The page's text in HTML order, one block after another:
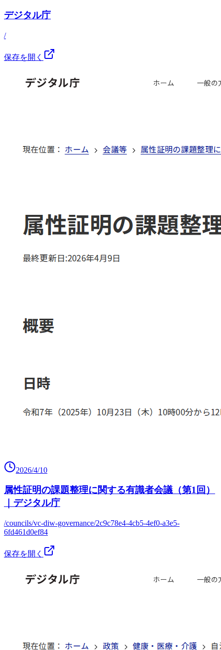
デジタル庁
/
保存を開く
2026/4/10
属性証明の課題整理に関する有識者会議（第1回）
｜デジタル庁
/councils/vc-diw-governance/2c9c78e4-4cb5-4ef0-a3e5-
6fd461d0ef84
保存を開く